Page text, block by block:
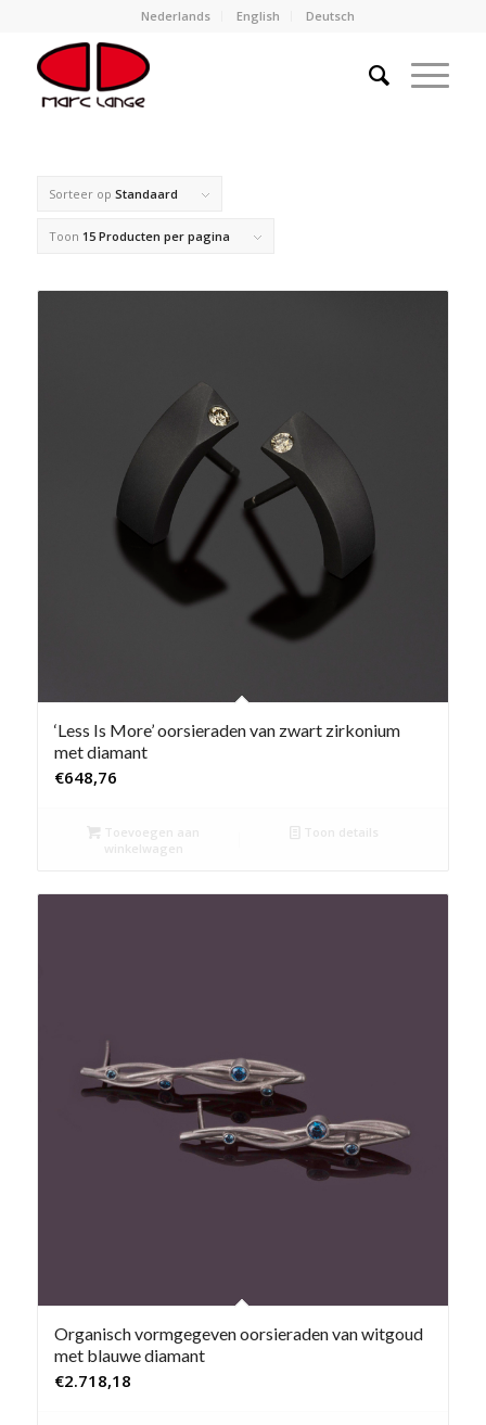
Nederlands English Deutsch
Sorteer op Standaard
Toon 15 Producten per pagina
‘Less Is More’ oorsieraden van zwart zirkonium
met diamant
€648,76
Toevoegen aan
winkelwagen
Toon details
Organisch vormgegeven oorsieraden van witgoud
met blauwe diamant
€2.718,18